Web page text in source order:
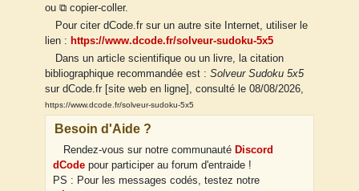
ou ⧉ copier-coller.
Pour citer dCode.fr sur un autre site Internet, utiliser le
lien : https://www.dcode.fr/solveur-sudoku-5x5
Dans un article scientifique ou un livre, la citation
bibliographique recommandée est : Solveur Sudoku 5x5
sur dCode.fr [site web en ligne], consulté le 08/08/2026,
https://www.dcode.fr/solveur-sudoku-5x5
Besoin d'Aide ?
Rendez-vous sur notre communauté Discord
dCode pour participer au forum d'entraide !
PS : Pour les messages codés, testez notre